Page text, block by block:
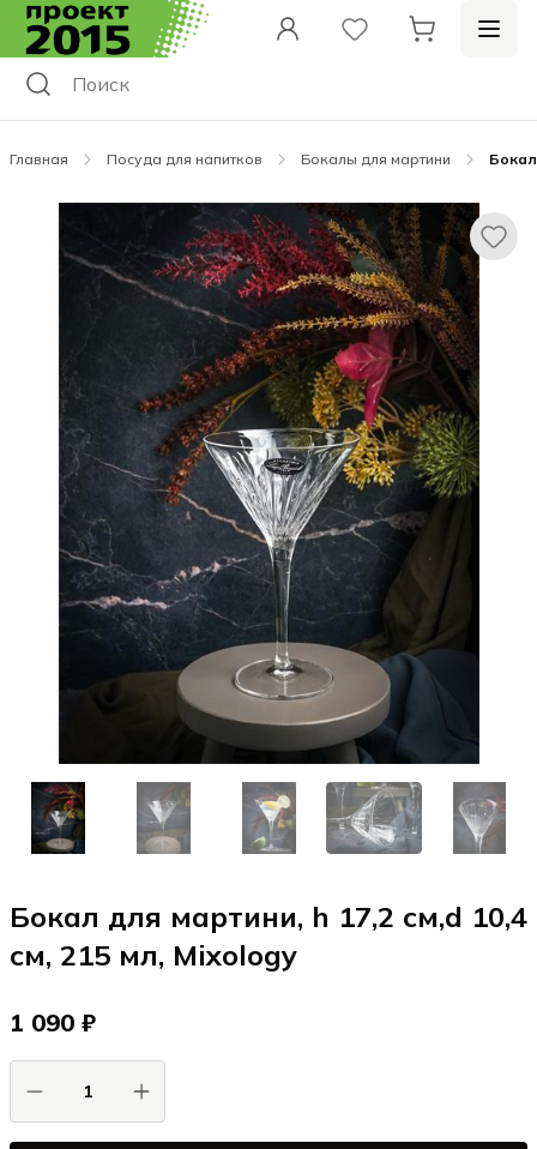
Главная Посуда для напитков Бокалы для мартини
Бокал для мартини, h 17,2 см,d 10,4
см, 215 мл, Mixology
1 090 ₽